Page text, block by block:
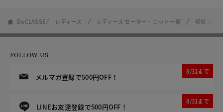
DoCLASSE レディース レディース セーター・ニット一覧 和紙ブレ
FOLLOW US
メルマガ登録で500円OFF！
8/31まで
LINEお友達登録で500円OFF！
8/31まで